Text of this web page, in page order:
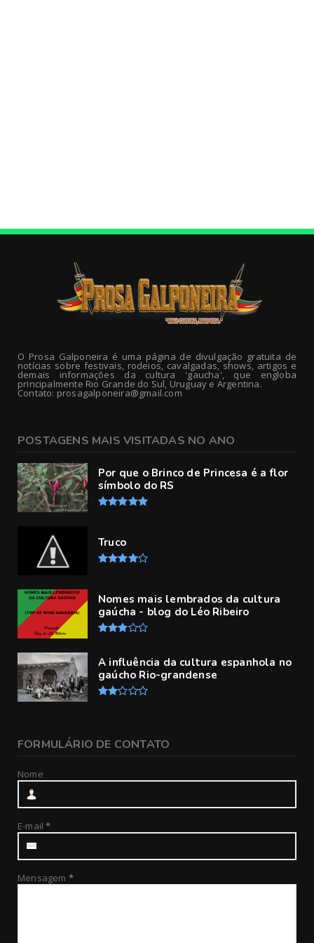
O Prosa Galponeira é uma página de divulgação gratuita de
notícias sobre festivais, rodeios, cavalgadas, shows, artigos e
demais informações da cultura 'gaucha', que engloba
principalmente Rio Grande do Sul, Uruguay e Argentina.
Contato: prosagalponeira@gmail.com
POSTAGENS MAIS VISITADAS NO ANO
Por que o Brinco de Princesa é a flor
símbolo do RS
Truco
Nomes mais lembrados da cultura
gaúcha - blog do Léo Ribeiro
A influência da cultura espanhola no
gaúcho Rio-grandense
FORMULÁRIO DE CONTATO
Nome
E-mail*
Mensagem *